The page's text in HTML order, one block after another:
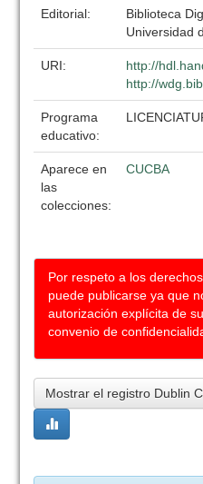
Editorial:
Biblioteca
Universidad
URI:
http://
http://
Programa
educativo:
Aparece en
las
colecciones:
CUCBA
Por respeto a los
puede publicarse ya que
autorización explícita de
convenio de
Mostrar el registro Dublin